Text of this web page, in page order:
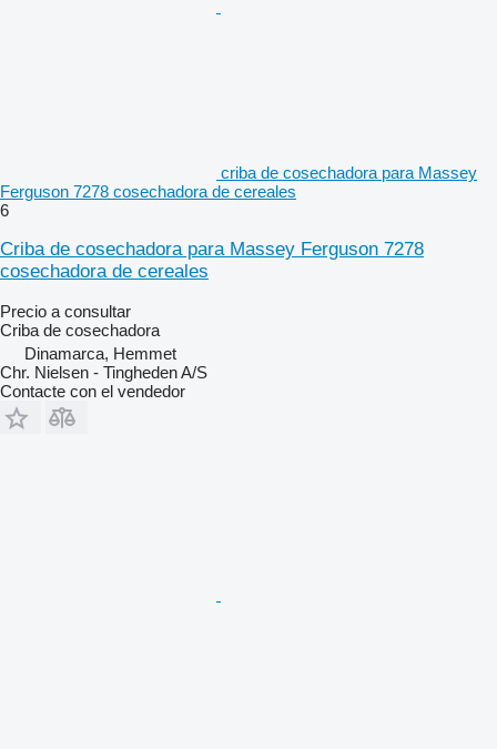
criba de cosechadora para Massey
Ferguson 7278 cosechadora de cereales
6
Criba de cosechadora para Massey Ferguson 7278
cosechadora de cereales
Precio a consultar
Criba de cosechadora
Dinamarca, Hemmet
Chr. Nielsen - Tingheden A/S
Contacte con el vendedor